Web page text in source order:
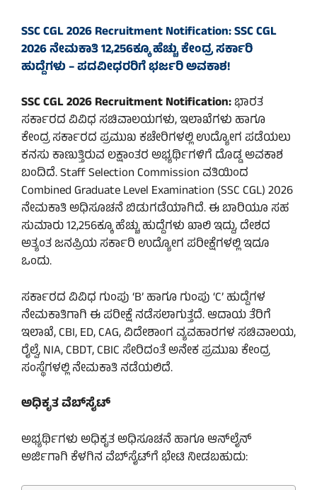
SSC CGL 2026 Recruitment Notification: SSC CGL
2026 ನೇಮಕಾತಿ 12,256ಕ್ಕೂ ಹೆಚ್ಚು ಕೇಂದ್ರ ಸರ್ಕಾರಿ
ಹುದ್ದೆಗಳು – ಪದವೀಧರರಿಗೆ ಭರ್ಜರಿ ಅವಕಾಶ!
SSC CGL 2026 Recruitment Notification:ಭಾರತ
ಸರ್ಕಾರದ ವಿವಿಧ ಸಚಿವಾಲಯಗಳು, ಇಲಾಖೆಗಳು ಹಾಗೂ
ಕೇಂದ್ರ ಸರ್ಕಾರದ ಪ್ರಮುಖ ಕಚೇರಿಗಳಲ್ಲಿ ಉದ್ಯೋಗ ಪಡೆಯಲು
ಕನಸು ಕಾಣುತ್ತಿರುವ ಲಕ್ಷಾಂತರ ಅಭ್ಯರ್ಥಿಗಳಿಗೆ ದೊಡ್ಡ ಅವಕಾಶ
ಬಂದಿದೆ. Staff Selection Commission ವತಿಯಿಂದ
Combined Graduate Level Examination (SSC CGL) 2026
ನೇಮಕಾತಿ ಅಧಿಸೂಚನೆ ಬಿಡುಗಡೆಯಾಗಿದೆ. ಈ ಬಾರಿಯೂ ಸಹ
ಸುಮಾರು 12,256ಕ್ಕೂ ಹೆಚ್ಚು ಹುದ್ದೆಗಳು ಖಾಲಿ ಇದ್ದು, ದೇಶದ
ಅತ್ಯಂತ ಜನಪ್ರಿಯ ಸರ್ಕಾರಿ ಉದ್ಯೋಗ ಪರೀಕ್ಷೆಗಳಲ್ಲಿ ಇದೂ
ಒಂದು.
ಸರ್ಕಾರದ ವಿವಿಧ ಗುಂಪು ‘B’ ಹಾಗೂ ಗುಂಪು ‘C’ ಹುದ್ದೆಗಳ
ನೇಮಕಾತಿಗಾಗಿ ಈ ಪರೀಕ್ಷೆ ನಡೆಸಲಾಗುತ್ತದೆ. ಆದಾಯ ತೆರಿಗೆ
ಇಲಾಖೆ, CBI, ED, CAG, ವಿದೇಶಾಂಗ ವ್ಯವಹಾರಗಳ ಸಚಿವಾಲಯ,
ರೈಲ್ವೆ, NIA, CBDT, CBIC ಸೇರಿದಂತೆ ಅನೇಕ ಪ್ರಮುಖ ಕೇಂದ್ರ
ಸಂಸ್ಥೆಗಳಲ್ಲಿ ನೇಮಕಾತಿ ನಡೆಯಲಿದೆ.
ಅಧಿಕೃತ ವೆಬ್‌ಸೈಟ್
ಅಭ್ಯರ್ಥಿಗಳು ಅಧಿಕೃತ ಅಧಿಸೂಚನೆ ಹಾಗೂ ಆನ್‌ಲೈನ್
ಅರ್ಜಿಗಾಗಿ ಕೆಳಗಿನ ವೆಬ್‌ಸೈಟ್‌ಗೆ ಭೇಟಿ ನೀಡಬಹುದು: